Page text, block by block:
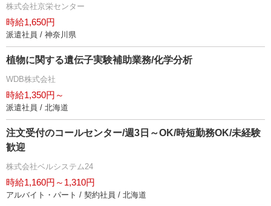
株式会社京栄センター
時給1,650円
派遣社員 / 神奈川県
植物に関する遺伝子実験補助業務/化学分析
WDB株式会社
時給1,350円～
派遣社員 / 北海道
注文受付のコールセンター/週3日～OK/時短勤務OK/未経験
歓迎
株式会社ベルシステム24
時給1,160円～1,310円
アルバイト・パート / 契約社員 / 北海道